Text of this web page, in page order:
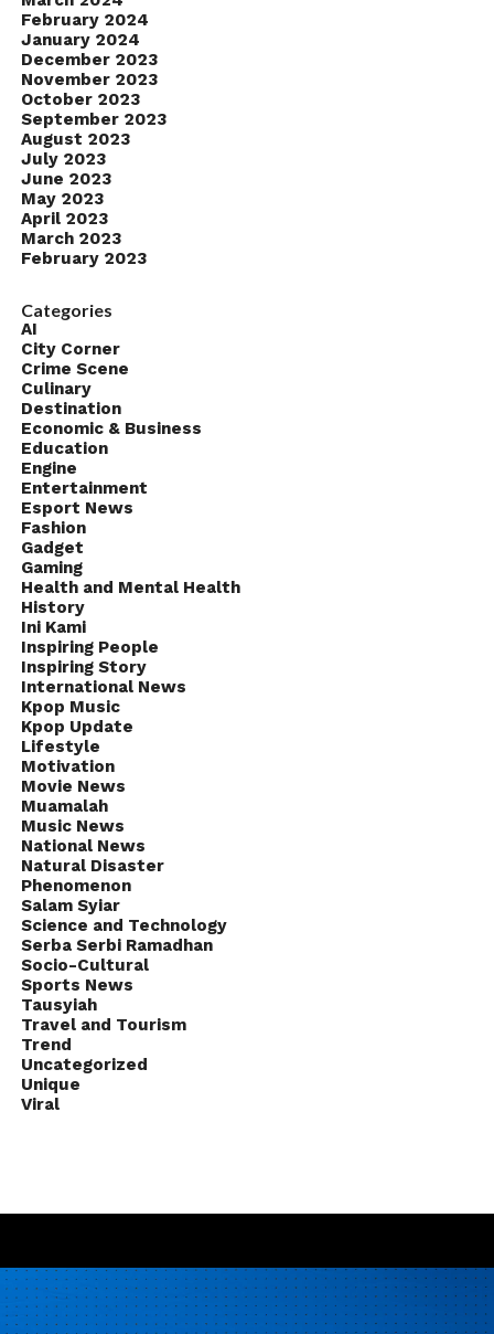
February 2024
January 2024
December 2023
November 2023
October 2023
September 2023
August 2023
July 2023
June 2023
May 2023
April 2023
March 2023
February 2023
Categories
AI
City Corner
Crime Scene
Culinary
Destination
Economic & Business
Education
Engine
Entertainment
Esport News
Fashion
Gadget
Gaming
Health and Mental Health
History
Ini Kami
Inspiring People
Inspiring Story
International News
Kpop Music
Kpop Update
Lifestyle
Motivation
Movie News
Muamalah
Music News
National News
Natural Disaster
Phenomenon
Salam Syiar
Science and Technology
Serba Serbi Ramadhan
Socio-Cultural
Sports News
Tausyiah
Travel and Tourism
Trend
Uncategorized
Unique
Viral